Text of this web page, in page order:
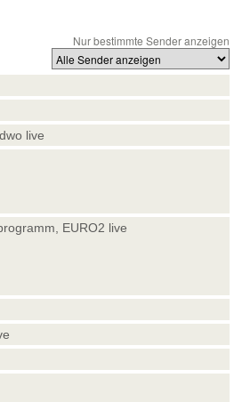
Nur bestimmte Sender anzeigen
live
EURO2 live